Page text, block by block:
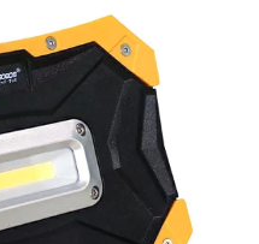
合金 ＋ PC+強化ガラス
:-5℃〜35℃ 作業温度:充
50℃ 商品状態:新品＆未
容:投光器本体、専用充電
取扱説明書 メーカー希望
づいて掲載しています ★
ント★ 【折り畳み式：
：小型なデザインで重さ